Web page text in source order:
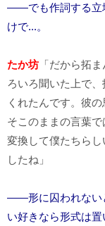
――でも作詞する立
けで...。
たか坊 「だから拓
ろいろ聞いた上で
くれたんです。彼
そこのままの言葉
変換して僕たちら
したね」
――形に囚われない
い好きなら形式は